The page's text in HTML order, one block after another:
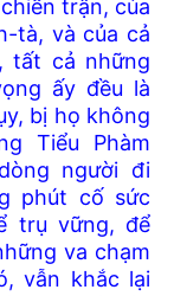
trận, của
tà, và của cả
tất cả những
ấy đều là
bị họ không
Tiểu Phàm
người đi
phút cố sức
trụ vững, để
va chạm
vẫn khắc lại